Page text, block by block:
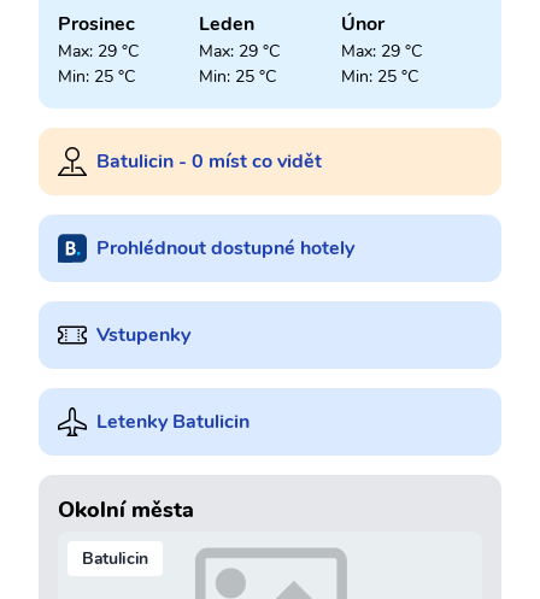
Prosinec
Max: 29 °C
Min: 25 °C
Leden
Max: 29 °C
Min: 25 °C
Únor
Max: 29 °C
Min: 25 °C
Batulicin - 0 míst co vidět
Prohlédnout dostupné hotely
Vstupenky
Letenky Batulicin
Okolní města
Batulicin